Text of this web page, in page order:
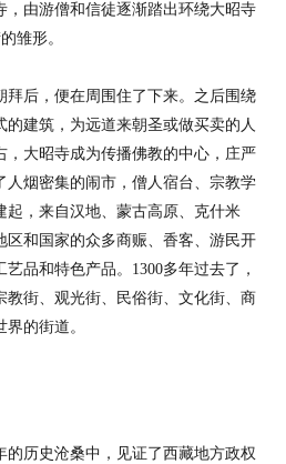
，由游僧和信徒逐渐踏出环绕大昭寺
雏形。
拜后，便在周围住了下来。之后围绕
的建筑，为远道来朝圣或做买卖的人
，大昭寺成为传播佛教的中心，庄严
人烟密集的闹市，僧人宿台、宗教学
起，来自汉地、蒙古高原、克什米
区和国家的众多商赈、香客、游民开
品和特色产品。1300多年过去了，
教街、观光街、民俗街、文化街、商
的街道。
的历史沧桑中，见证了西藏地方政权